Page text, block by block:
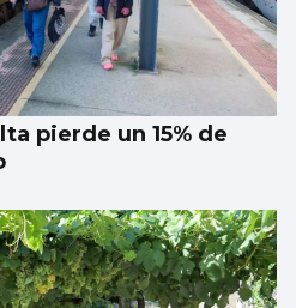
55.000 trabajadores
extras cada semana
no las cobran
pierde un 15% de